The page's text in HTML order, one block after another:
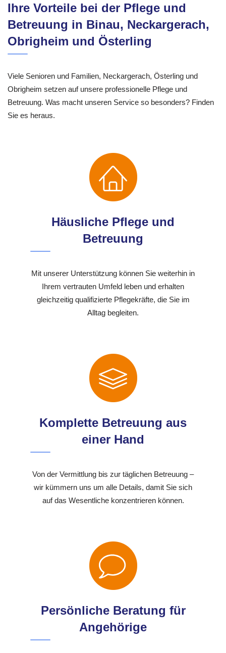
Ihre Vorteile bei der Pflege und
Betreuung in Binau, Neckargerach,
Obrigheim und Österling
Viele Senioren und Familien, Neckargerach, Österling und
Obrigheim setzen auf unsere professionelle Pflege und
Betreuung. Was macht unseren Service so besonders? Finden
Sie es heraus.
Häusliche Pflege und
Betreuung
Mit unserer Unterstützung können Sie weiterhin in
Ihrem vertrauten Umfeld leben und erhalten
gleichzeitig qualifizierte Pflegekräfte, die Sie im
Alltag begleiten.
Komplette Betreuung aus
einer Hand
Von der Vermittlung bis zur täglichen Betreuung –
wir kümmern uns um alle Details, damit Sie sich
auf das Wesentliche konzentrieren können.
Persönliche Beratung für
Angehörige